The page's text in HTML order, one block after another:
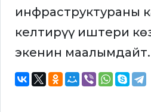
инфраструктураны
келтирүү иштери
экенин маалымдайт.